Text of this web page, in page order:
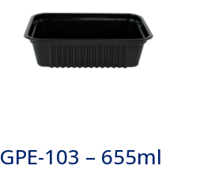
GPE-103 – 655ml